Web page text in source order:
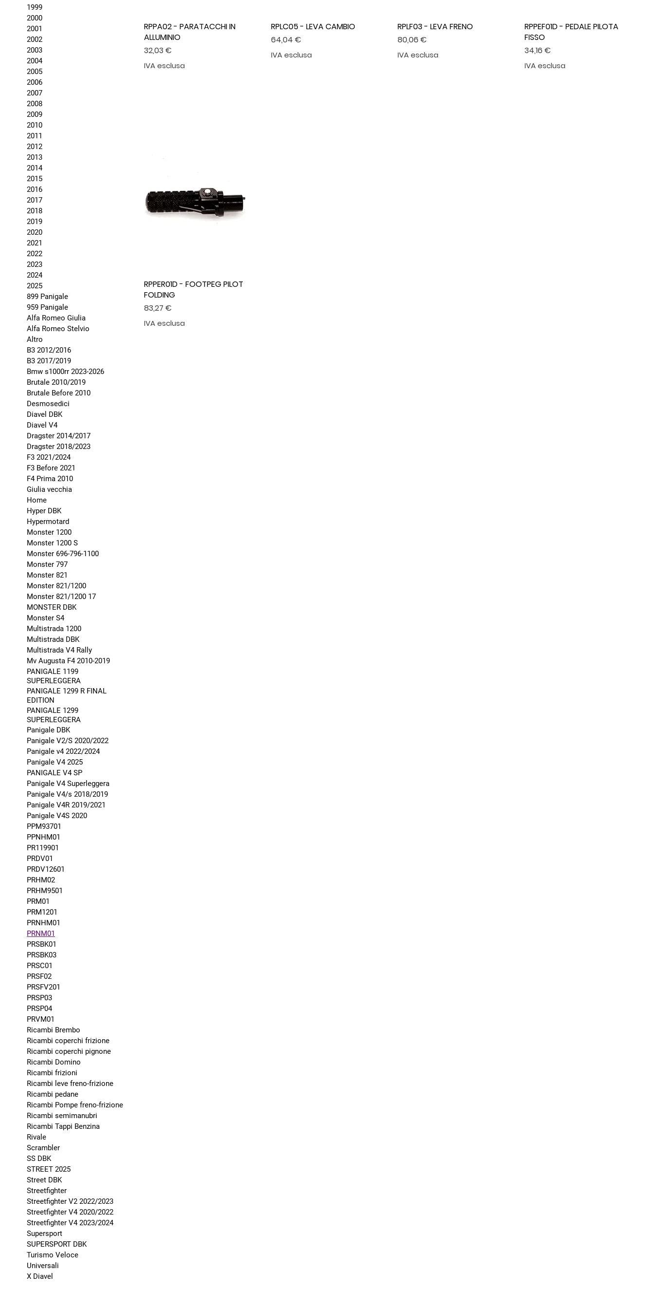
1999
2000
2001
2002
2003
2004
2005
2006
2007
2008
2009
2010
2011
2012
2013
2014
2015
2016
2017
2018
2019
2020
2021
2022
2023
2024
2025
899 Panigale
959 Panigale
Alfa Romeo Giulia
Alfa Romeo Stelvio
Altro
B3 2012/2016
B3 2017/2019
Bmw s1000rr 2023-2026
Brutale 2010/2019
Brutale Before 2010
Desmosedici
Diavel DBK
Diavel V4
Dragster 2014/2017
Dragster 2018/2023
F3 2021/2024
F3 Before 2021
F4 Prima 2010
Giulia vecchia
Home
Hyper DBK
Hypermotard
Monster 1200
Monster 1200 S
Monster 696-796-1100
Monster 797
Monster 821
Monster 821/1200
Monster 821/1200 17
MONSTER DBK
Monster S4
Multistrada 1200
Multistrada DBK
Multistrada V4 Rally
Mv Augusta F4 2010-2019
PANIGALE 1199
SUPERLEGGERA
PANIGALE 1299 R FINAL
EDITION
PANIGALE 1299
SUPERLEGGERA
Panigale DBK
Panigale V2/S 2020/2022
Panigale v4 2022/2024
Panigale V4 2025
PANIGALE V4 SP
Panigale V4 Superleggera
Panigale V4/s 2018/2019
Panigale V4R 2019/2021
Panigale V4S 2020
PPM93701
PPNHM01
PR119901
PRDV01
PRDV12601
PRHM02
PRHM9501
PRM01
PRM1201
PRNHM01
PRNM01
PRSBK01
PRSBK03
PRSC01
PRSF02
PRSFV201
PRSP03
PRSP04
PRVM01
Ricambi Brembo
Ricambi coperchi frizione
Ricambi coperchi pignone
Ricambi Domino
Ricambi frizioni
Ricambi leve freno-frizione
Ricambi pedane
Ricambi Pompe freno-frizione
Ricambi semimanubri
Ricambi Tappi Benzina
Rivale
Scrambler
SS DBK
STREET 2025
Street DBK
Streetfighter
Streetfighter V2 2022/2023
Streetfighter V4 2020/2022
Streetfighter V4 2023/2024
Supersport
SUPERSPORT DBK
Turismo Veloce
Universali
X Diavel
RPPA02 - PARATACCHI IN
ALLUMINIO
Prezzo
32,03 €
IVA esclusa
RPLC05 - LEVA CAMBIO
Prezzo
64,04 €
IVA esclusa
RPLF03 - LEVA FRENO
Prezzo
80,06 €
IVA esclusa
RPPEF01D - PEDALE PILOTA
FISSO
Prezzo
34,16 €
IVA esclusa
RPPER01D - FOOTPEG PILOT
FOLDING
Prezzo
83,27 €
IVA esclusa